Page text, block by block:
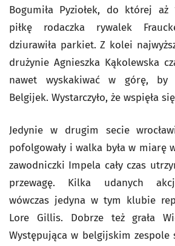
Bogumiła Pyziołek, do której aż
piłkę rodaczka rywalek
dziurawiła parkiet. Z kolei
drużynie Agnieszka Kąkolewska
nawet wyskakiwać w górę, by
Belgijek. Wystarczyło, że wspięła
Jedynie w drugim secie
pofolgowały i walka była w miarę
zawodniczki Impela cały czas
przewagę. Kilka udanych akcji
wówczas jedyna w tym klubie
Lore Gillis. Dobrze też grała
Występująca w belgijskim zespole